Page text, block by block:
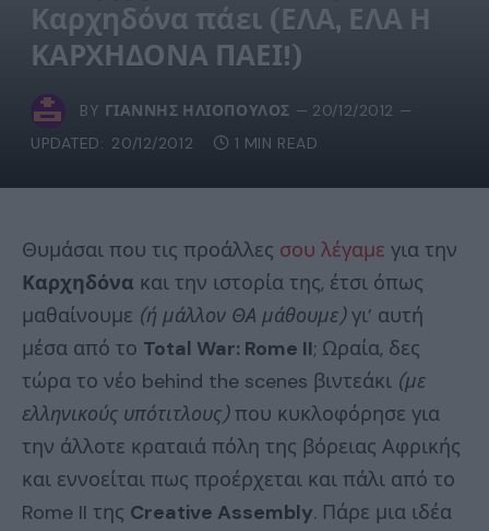
Καρχηδόνα πάει (ΕΛΑ, ΕΛΑ Η
ΚΑΡΧΗΔΟΝΑ ΠΑΕΙ!)
BY ΓΙΆΝΝΗΣ ΗΛΙΌΠΟΥΛΟΣ
20/12/2012
UPDATED: 20/12/2012 1 MIN READ
Θυμάσαι που τις προάλλες σου λέγαμε για την
Καρχηδόνα και την ιστορία της, έτσι όπως
μαθαίνουμε (ή μάλλον ΘΑ μάθουμε)γι’ αυτή
μέσα από το Total War: Rome II; Ωραία, δες
τώρα το νέο behind the scenes βιντεάκι (με
ελληνικούς υπότιτλους)που κυκλοφόρησε για
την άλλοτε κραταιά πόλη της βόρειας Αφρικής
και εννοείται πως προέρχεται και πάλι από το
Rome II της Creative Assembly. Πάρε μια ιδέα